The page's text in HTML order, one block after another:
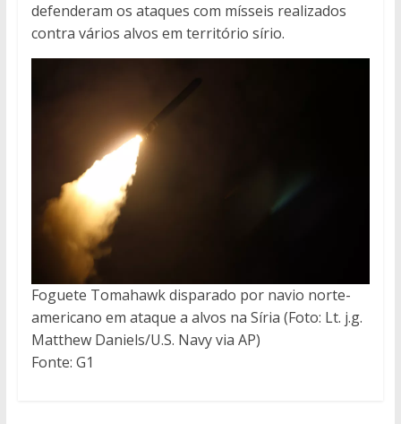
defenderam os ataques com mísseis realizados
contra vários alvos em território sírio.
Foguete Tomahawk disparado por navio norte-
americano em ataque a alvos na Síria (Foto: Lt. j.g.
Matthew Daniels/U.S. Navy via AP)
Fonte: G1